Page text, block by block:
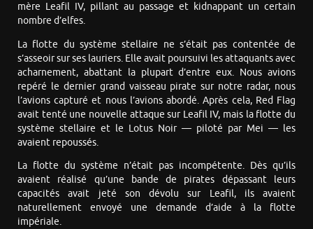
mère Leafil IV, pillant au passage et kidnappant un certain
nombre d’elfes.
La flotte du système stellaire ne s’était pas contentée de
s’asseoir sur ses lauriers. Elle avait poursuivi les attaquants avec
acharnement, abattant la plupart d’entre eux. Nous avions
repéré le dernier grand vaisseau pirate sur notre radar, nous
l’avions capturé et nous l’avions abordé. Après cela, Red Flag
avait tenté une nouvelle attaque sur Leafil IV, mais la flotte du
système stellaire et le Lotus Noir — piloté par Mei — les
avaient repoussés.
La flotte du système n’était pas incompétente. Dès qu’ils
avaient réalisé qu’une bande de pirates dépassant leurs
capacités avait jeté son dévolu sur Leafil, ils avaient
naturellement envoyé une demande d’aide à la flotte
impériale.